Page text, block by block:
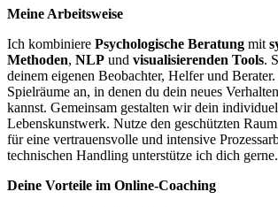
Meine Arbeitsweise
Ich kombiniere Psychologische Beratung mit
Methoden, NLP und visualisierenden Tools.
deinem eigenen Beobachter, Helfer und
Spielräume an, in denen du dein neues
kannst. Gemeinsam gestalten wir dein
Lebenskunstwerk. Nutze den geschützten
für eine vertrauensvolle und intensive
technischen Handling unterstütze ich dich gerne.
Deine Vorteile im Online-Coaching